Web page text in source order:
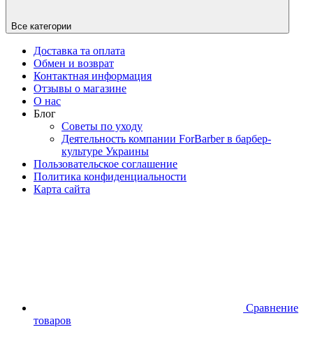
Все категории
Доставка та оплата
Обмен и возврат
Контактная информация
Отзывы о магазине
О нас
Блог
Советы по уходу
Деятельность компании ForBarber в барбер-
культуре Украины
Пользовательское соглашение
Политика конфиденциальности
Карта сайта
Сравнение
товаров